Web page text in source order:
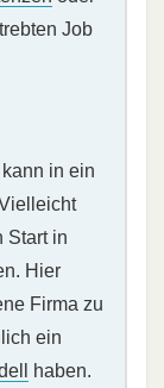
Job
in ein
Start in
Hier
Firma zu
ein
haben.